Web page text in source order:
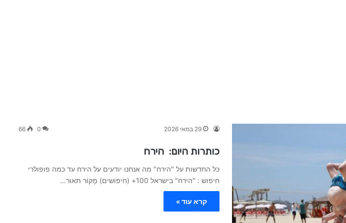
29 במאי 2026 0
66
כותרות היום: הירח
כל החדשות על "הירח" מה אנחנו יודעים על הירח עד כמה פופולרי
חיפוש : "הירח" בישראל 100+ (חיפושים) מָקוֹר תאור…
קרא עוד »